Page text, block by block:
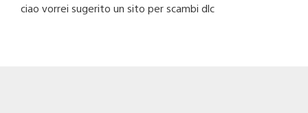
ciao vorrei sugerito un sito per scambi dlc